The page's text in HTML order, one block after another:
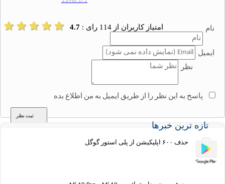
امتیاز کاربران از114 رای :4.7
به این نظر را از طریق ایمیل به من اطلاع بده
ترین خبرها
حذف ۶۰۰ اپلیکیشن از پلی استور گوگل